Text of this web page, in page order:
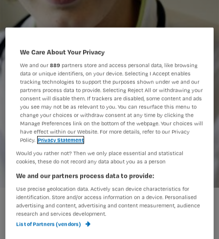
Volgens Hugo is er te weinig
laagcomplexe zorg in het ziekenhuis
We Care About Your Privacy
We and our889 partners store and access personal data, like browsing
data or unique identifiers, on your device. Selecting I Accept enables
tracking technologies to support the purposes shown under we and our
partners process data to provide. Selecting Reject All or withdrawing your
consent will disable them. If trackers are disabled, some content and ads
you see may not be as relevant to you. You can resurface this menu to
change your choices or withdraw consent at any time by clicking the
Manage Preferences link on the bottom of the webpage. Your choices will
have effect within our Website. For more details, refer to our Privacy
Policy. Privacy Statement
Would you rather not? Then we only place essential and statistical
cookies, these do not record any data about you as a person
We and our partners process data to provide:
Use precise geolocation data. Actively scan device characteristics for
identification. Store and/or access information on a device. Personalised
advertising and content, advertising and content measurement, audience
research and services development.
List of Partners (vendors)